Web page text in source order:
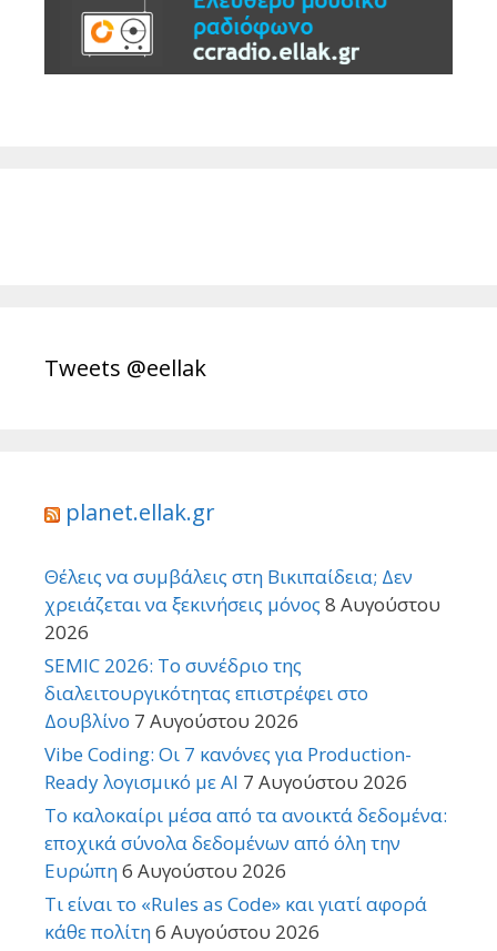
Tweets @eellak
planet.ellak.gr
Θέλεις να συμβάλεις στη Βικιπαίδεια; Δεν
χρειάζεται να ξεκινήσεις μόνος 8 Αυγούστου
2026
SEMIC 2026: Το συνέδριο της
διαλειτουργικότητας επιστρέφει στο
Δουβλίνο 7 Αυγούστου 2026
Vibe Coding: Οι 7 κανόνες για Production-
Ready λογισμικό με AI 7 Αυγούστου 2026
Το καλοκαίρι μέσα από τα ανοικτά δεδομένα:
εποχικά σύνολα δεδομένων από όλη την
Ευρώπη6 Αυγούστου 2026
Τι είναι το «Rules as Code» και γιατί αφορά
κάθε πολίτη6 Αυγούστου 2026